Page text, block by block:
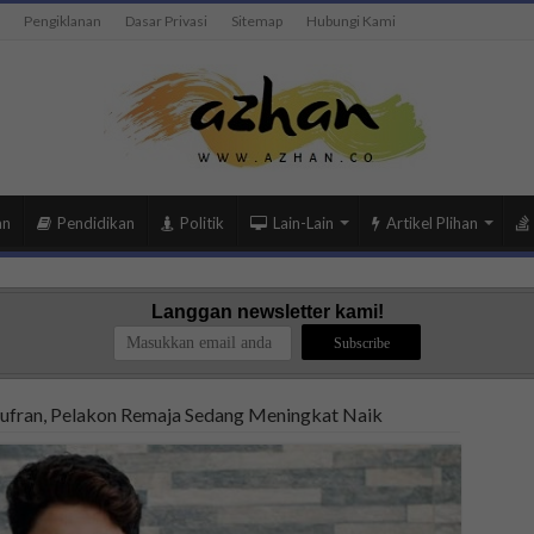
Pengiklanan Dasar Privasi Sitemap Hubungi Kami
Pendidikan Politik Lain-Lain Artikel Plihan
Langgan newsletter kami!
Pelakon Remaja Sedang Meningkat Naik